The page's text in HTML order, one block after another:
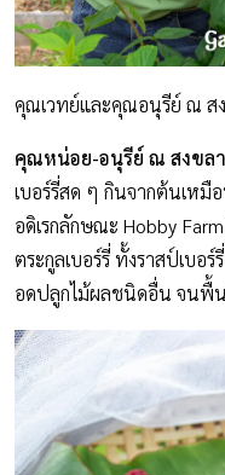
คุณเวทย์และคุณอนุรีย์ ณ สง
คุณหน่อย-อนุรีย์ ณ สงขลา
เบอร์รี่สด ๆ กินจากต้นเหมื
อดิเรกลักษณะ Hobby
ตระกูลเบอร์รี่ ทั้งราสป์เบอ
อดปลูกไม้ผลชนิดอื่น จนพื้